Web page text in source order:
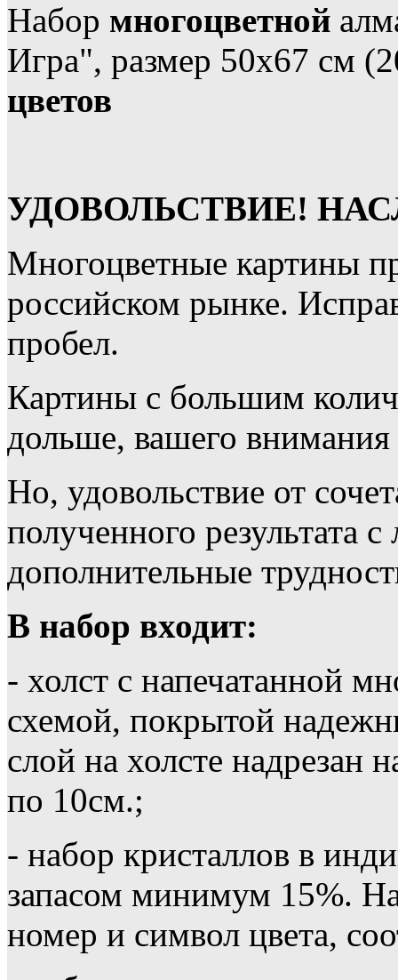
Набор многоцветной
Игра", размер 50х67 см
цветов
УДОВОЛЬСТВИЕ!
Многоцветные картины
российском рынке.
пробел.
Картины с большим
дольше, вашего
Но, удовольствие от
полученного результата
дополнительные
В набор входит:
- холст с напечатанной
схемой, покрытой
слой на холсте
по 10см.;
- набор кристаллов в
запасом минимум 15%.
номер и символ цвета,